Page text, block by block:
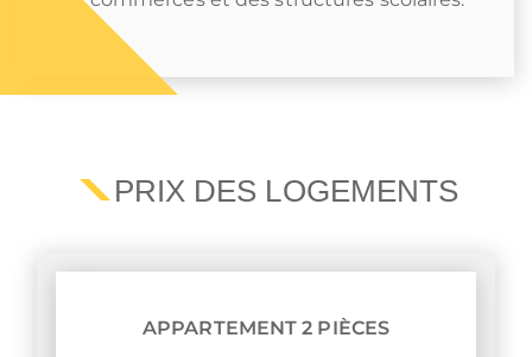
PRIX DES LOGEMENTS
APPARTEMENT 2 PIÈCES